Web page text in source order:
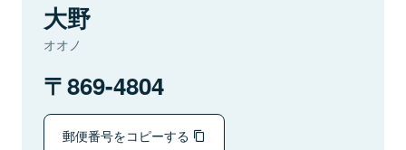
大野
オオノ
869-4804
郵便番号をコピーする